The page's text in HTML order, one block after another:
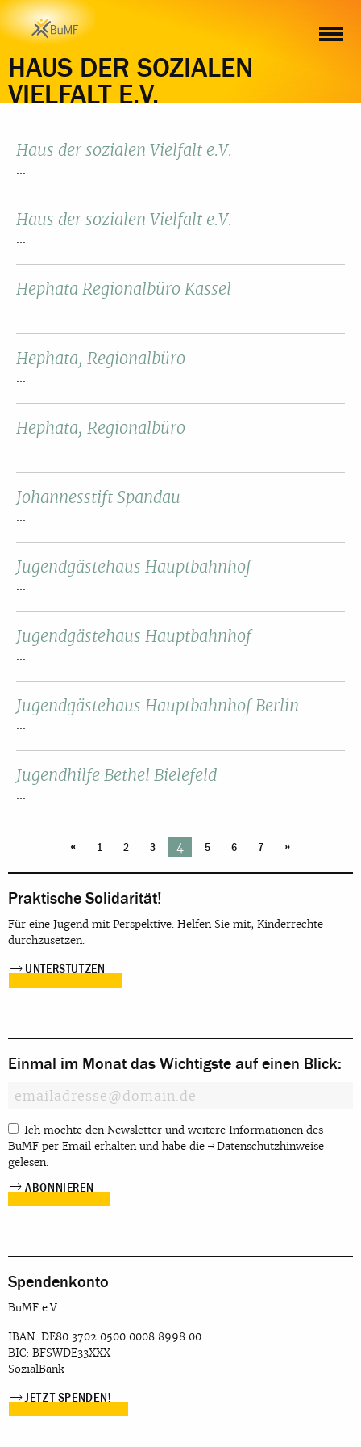
HAUS DER SOZIALEN
VIELFALT E.V.
Haus der sozialen Vielfalt e.V.
...
Haus der sozialen Vielfalt e.V.
...
Hephata Regionalbüro Kassel
...
Hephata, Regionalbüro
...
Hephata, Regionalbüro
...
Johannesstift Spandau
...
Jugendgästehaus Hauptbahnhof
...
Jugendgästehaus Hauptbahnhof
...
Jugendgästehaus Hauptbahnhof Berlin
...
Jugendhilfe Bethel Bielefeld
...
« 1 2 3 4 5 6 7 »
Praktische Solidarität!
Für eine Jugend mit Perspektive. Helfen Sie mit, Kinderrechte
durchzusetzen.
UNTERSTÜTZEN
Einmal im Monat das Wichtigste auf einen Blick:
Ich möchte den Newsletter und weitere Informationen des
BuMF per Email erhalten und habe die
Datenschutzhinweise
gelesen.
Spendenkonto
BuMF e.V.
IBAN: DE80 3702 0500 0008 8998 00
BIC: BFSWDE33XXX
SozialBank
JETZT SPENDEN!